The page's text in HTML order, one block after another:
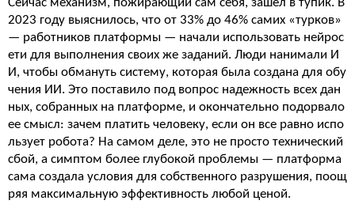
Сейчас механизм, пожирающий сам себя, зашел в тупик. В
2023 году выяснилось, что от 33% до 46% самих «турков»
— работников платформы — начали использовать нейрос
ети для выполнения своих же заданий. Люди нанимали И
И, чтобы обмануть систему, которая была создана для обу
чения ИИ. Это поставило под вопрос надежность всех дан
ных, собранных на платформе, и окончательно подорвало
ее смысл: зачем платить человеку, если он все равно испо
льзует робота? На самом деле, это не просто технический
сбой, а симптом более глубокой проблемы — платформа
сама создала условия для собственного разрушения, поощ
ряя максимальную эффективность любой ценой.